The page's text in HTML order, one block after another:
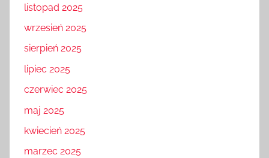
listopad 2025
wrzesień 2025
sierpień 2025
lipiec 2025
czerwiec 2025
maj 2025
kwiecień 2025
marzec 2025